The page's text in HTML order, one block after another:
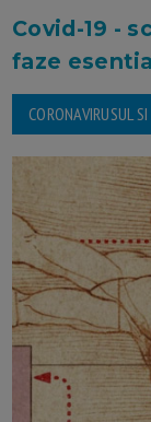
Covid-19 -
faze
CORONAVIRUSUL